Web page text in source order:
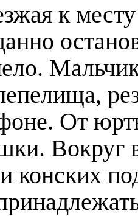
к
От
Вокруг
конских